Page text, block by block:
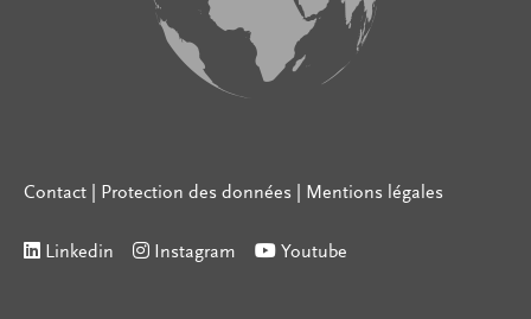
Contact Protection des données Mentions légales
Linkedin Instagram Youtube